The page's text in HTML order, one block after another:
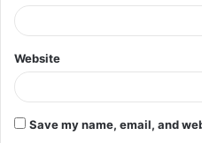
Website
Save my name, email, and